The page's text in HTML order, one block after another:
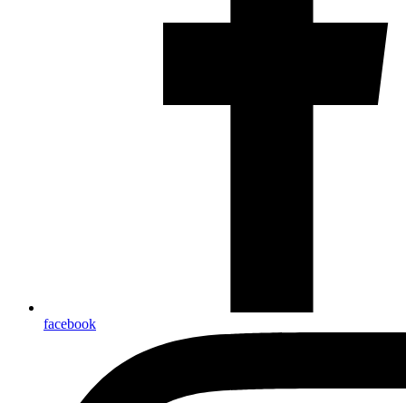
facebook